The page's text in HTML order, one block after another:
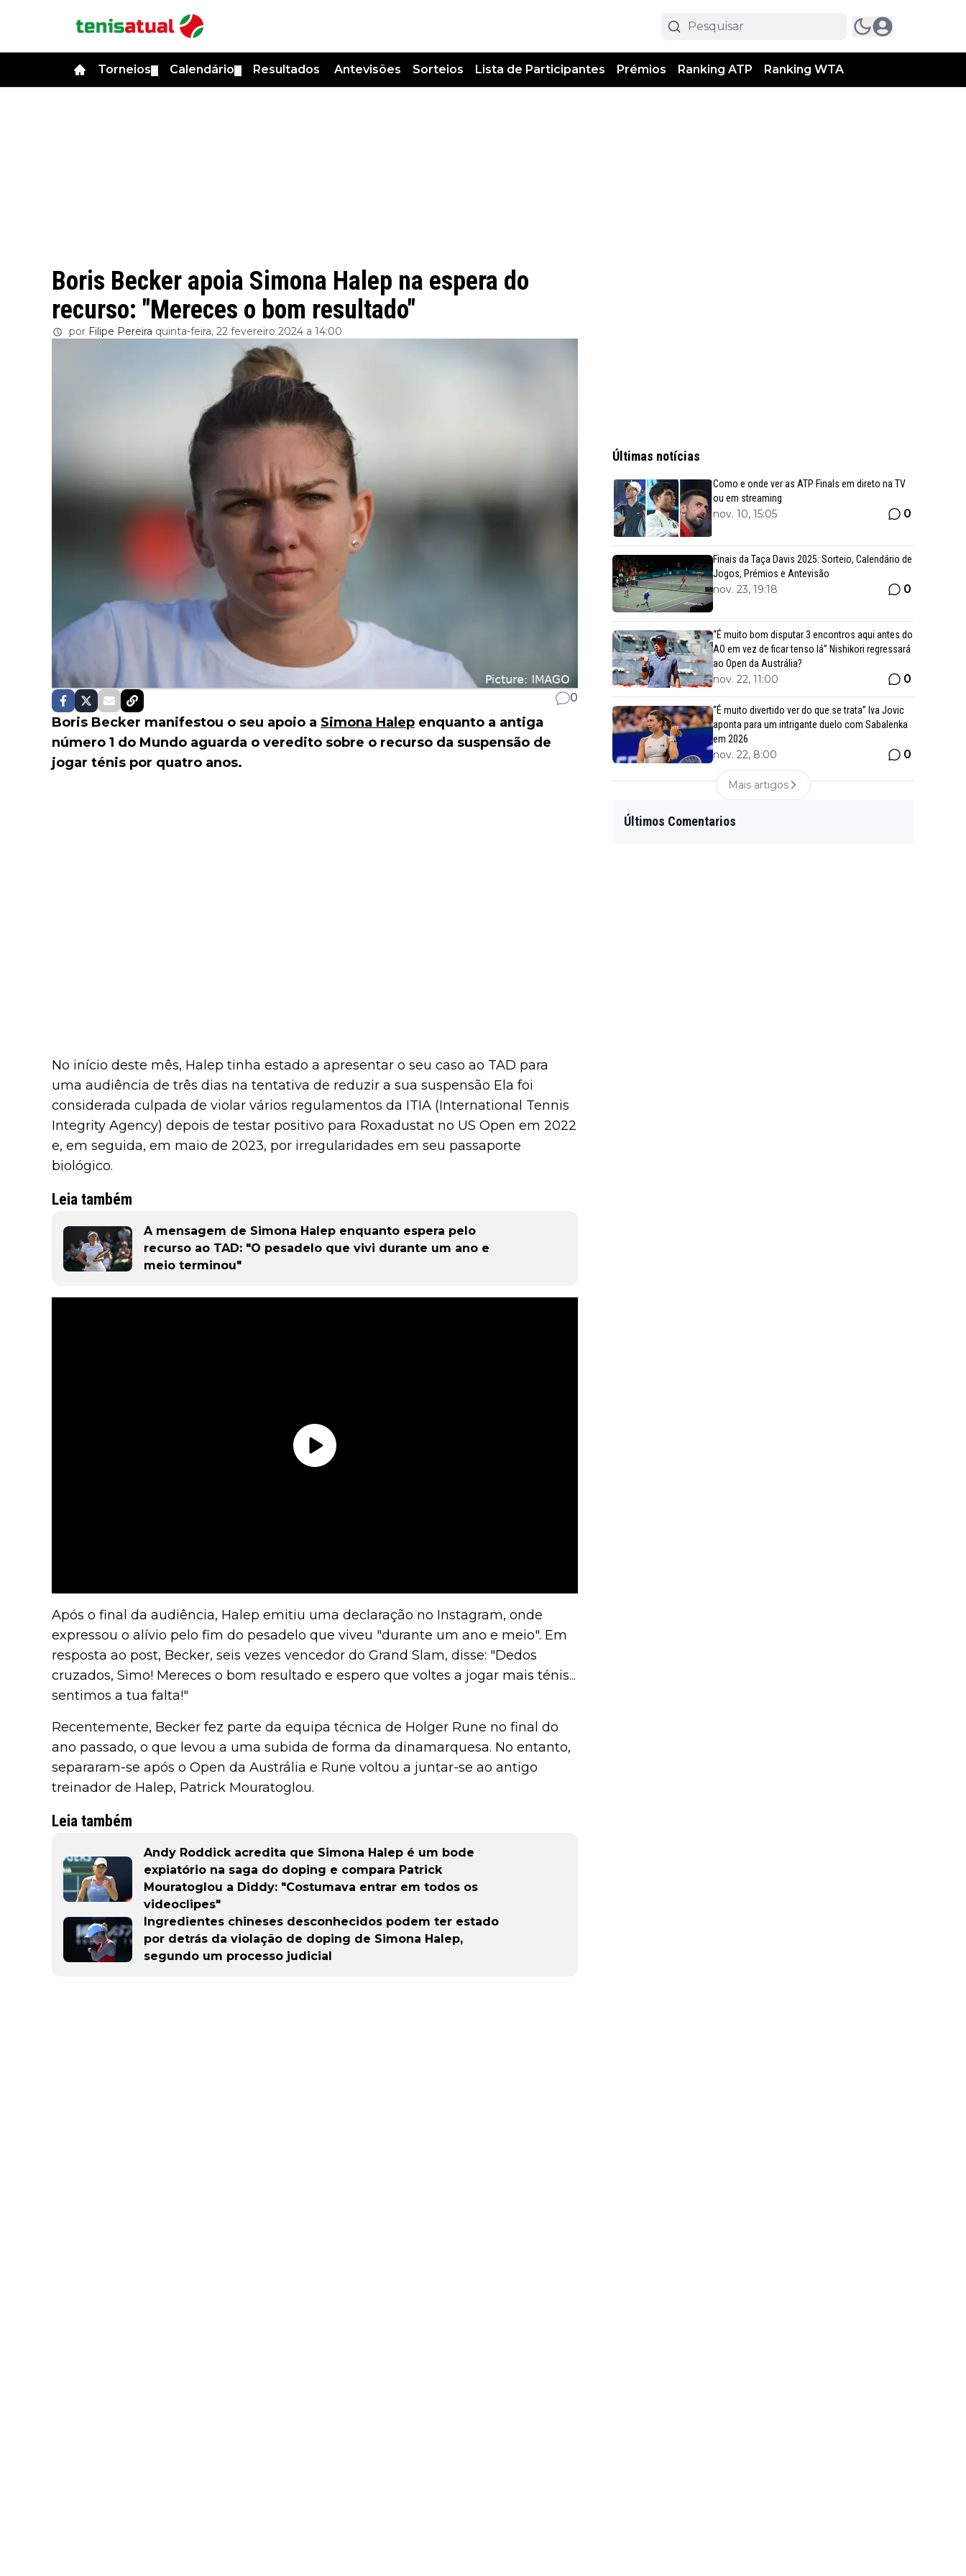
Torneios Calendário Resultados Antevisões Sorteios Lista de Participantes Prémios Ranking ATP Ranking WTA
Boris Becker apoia Simona Halep na espera do
recurso: "Mereces o bom resultado"
por Filipe Pereira quinta-feira, 22 fevereiro 2024 a 14:00
0
Boris Becker manifestou o seu apoio a Simona Halep enquanto a antiga
número 1 do Mundo aguarda o veredito sobre o recurso da suspensão de
jogar ténis por quatro anos.
No início deste mês, Halep tinha estado a apresentar o seu caso ao TAD para
uma audiência de três dias na tentativa de reduzir a sua suspensão Ela foi
considerada culpada de violar vários regulamentos da ITIA (International Tennis
Integrity Agency) depois de testar positivo para Roxadustat no US Open em 2022
e, em seguida, em maio de 2023, por irregularidades em seu passaporte
biológico.
Leia também
A mensagem de Simona Halep enquanto espera pelo
recurso ao TAD: "O pesadelo que vivi durante um ano e
meio terminou"
Após o final da audiência, Halep emitiu uma declaração no Instagram, onde
expressou o alívio pelo fim do pesadelo que viveu "durante um ano e meio". Em
resposta ao post, Becker, seis vezes vencedor do Grand Slam, disse: "Dedos
cruzados, Simo! Mereces o bom resultado e espero que voltes a jogar mais ténis...
sentimos a tua falta!"
Recentemente, Becker fez parte da equipa técnica de Holger Rune no final do
ano passado, o que levou a uma subida de forma da dinamarquesa. No entanto,
separaram-se após o Open da Austrália e Rune voltou a juntar-se ao antigo
treinador de Halep, Patrick Mouratoglou.
Leia também
Andy Roddick acredita que Simona Halep é um bode
expiatório na saga do doping e compara Patrick
Mouratoglou a Diddy: "Costumava entrar em todos os
videoclipes"
Ingredientes chineses desconhecidos podem ter estado
por detrás da violação de doping de Simona Halep,
segundo um processo judicial
Últimas notícias
Como e onde ver as ATP Finals em direto na TV
ou em streaming
nov. 10, 15:05 0
Finais da Taça Davis 2025: Sorteio, Calendário de
Jogos, Prémios e Antevisão
nov. 23, 19:18 0
“É muito bom disputar 3 encontros aqui antes do
AO em vez de ficar tenso lá” Nishikori regressará
ao Open da Austrália?
nov. 22, 11:00 0
“É muito divertido ver do que se trata” Iva Jovic
aponta para um intrigante duelo com Sabalenka
em 2026
nov. 22, 8:00 0
Mais artigos
Últimos Comentarios